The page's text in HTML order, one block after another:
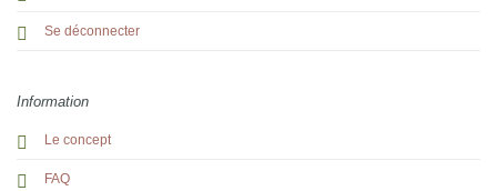
Se déconnecter
Information
Le concept
FAQ